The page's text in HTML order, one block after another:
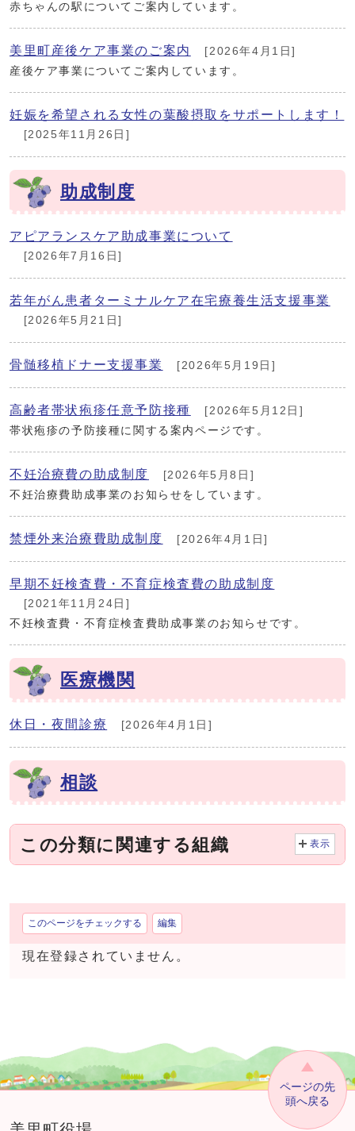
赤ちゃんの駅についてご案内しています。
美里町産後ケア事業のご案内
[2026年4月1日]
産後ケア事業についてご案内しています。
妊娠を希望される女性の葉酸摂取をサポートします！
[2025年11月26日]
助成制度
アピアランスケア助成事業について
[2026年7月16日]
若年がん患者ターミナルケア在宅療養生活支援事業
[2026年5月21日]
骨髄移植ドナー支援事業 [2026年5月19日]
高齢者帯状疱疹任意予防接種
[2026年5月12日]
帯状疱疹の予防接種に関する案内ページです。
不妊治療費の助成制度
[2026年5月8日]
不妊治療費助成事業のお知らせをしています。
禁煙外来治療費助成制度 [2026年4月1日]
早期不妊検査費・不育症検査費の助成制度
[2021年11月24日]
不妊検査費・不育症検査費助成事業のお知らせです。
医療機関
休日・夜間診療 [2026年4月1日]
相談
この分類に関連する組織 表示
このページをチェックする 編集
現在登録されていません。
ページの先
頭へ戻る